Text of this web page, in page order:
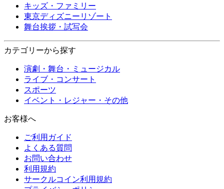
キッズ・ファミリー
東京ディズニーリゾート
舞台挨拶・試写会
カテゴリーから探す
演劇・舞台・ミュージカル
ライブ・コンサート
スポーツ
イベント・レジャー・その他
お客様へ
ご利用ガイド
よくある質問
お問い合わせ
利用規約
サークルコイン利用規約